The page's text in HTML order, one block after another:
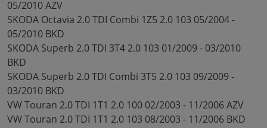
05/2010 AZV
SKODA Octavia 2.0 TDI Combi 1Z5 2.0 103 05/2004 -
05/2010 BKD
SKODA Superb 2.0 TDI 3T4 2.0 103 01/2009 - 03/2010
BKD
SKODA Superb 2.0 TDI Combi 3T5 2.0 103 09/2009 -
03/2010 BKD
VW Touran 2.0 TDI 1T1 2.0 100 02/2003 - 11/2006 AZV
VW Touran 2.0 TDI 1T1 2.0 103 08/2003 - 11/2006 BKD